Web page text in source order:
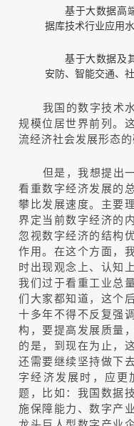
基于大数据高
据库技术行业应用水
基于大数据及
安防、智能交通、
我国的数字技术
规模位居世界前列。
流经济社会发展形态
但是，我想提出
看重数字经济发展的
攀比发展速度。主要
界定当前数字经济的
忽视数字经济的结构
作用。在这个方面，
时出现观念上、认知
我们过于看重工业总
们大家都知道，这个
十多年不得不反复强
构，要提高发展质量
的是，到现在为止，
还需要继续坚持做下
字经济发展时，应更
题，比如：我国数据
施保障能力、数字产